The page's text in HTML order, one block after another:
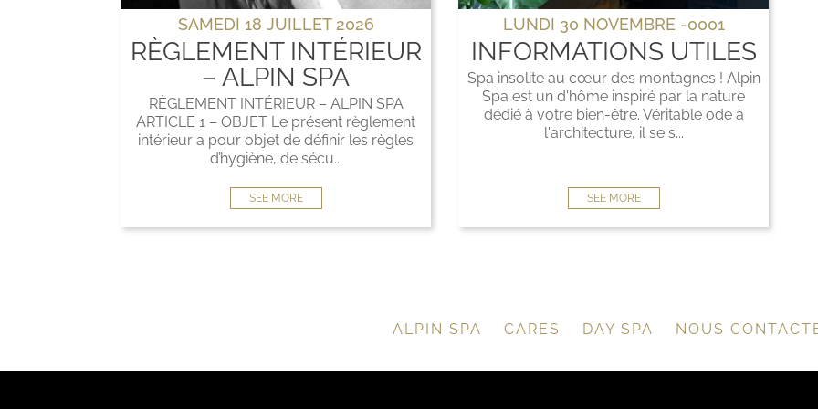
SAMEDI 18 JUILLET 2026
RÈGLEMENT INTÉRIEUR
– ALPIN SPA
RÈGLEMENT INTÉRIEUR – ALPIN SPA
ARTICLE 1 – OBJET Le présent règlement
intérieur a pour objet de définir les règles
d’hygiène, de sécu...
SEE MORE
LUNDI 30 NOVEMBRE -0001
INFORMATIONS UTILES
Spa insolite au cœur des montagnes ! Alpin
Spa est un d'hôme inspiré par la nature
dédié à votre bien-être. Véritable ode à
l'architecture, il se s...
SEE MORE
ALPIN SPA CARES DAY SPA NOUS